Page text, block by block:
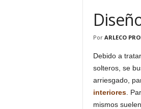
Por ARLECO
Debido a
solteros, se
arriesgado,
interiores.
mismos